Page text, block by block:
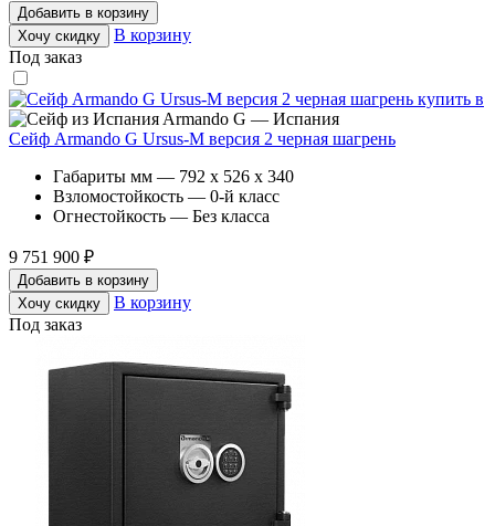
Добавить в корзину
Хочу скидку
В корзину
Под заказ
Armando G — Испания
Сейф Armando G Ursus-M версия 2 черная шагрень
Габариты мм — 792 x 526 x 340
Взломостойкость — 0-й класс
Огнестойкость — Без класса
9 751 900 ₽
Добавить в корзину
Хочу скидку
В корзину
Под заказ